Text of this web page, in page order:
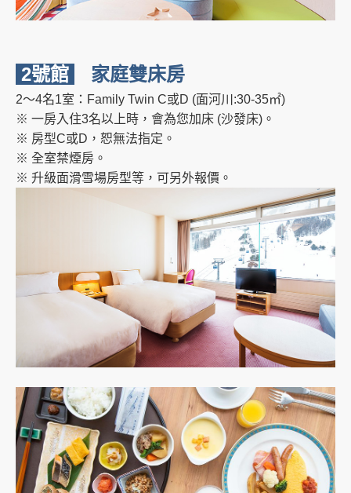
2號館 家庭雙床房
2～4名1室：Family Twin C或D (面河川:30-35㎡)
※ 一房入住3名以上時，會為您加床 (沙發床)。
※ 房型C或D，恕無法指定。
※ 全室禁煙房。
※ 升級面滑雪場房型等，可另外報價。